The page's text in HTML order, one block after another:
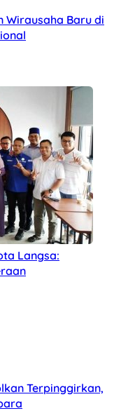
Wirausaha Baru di
Langsa:
Terpinggirkan,